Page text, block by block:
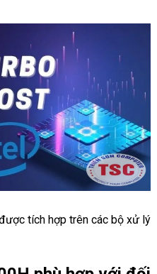
tích hợp trên các bộ xử lý